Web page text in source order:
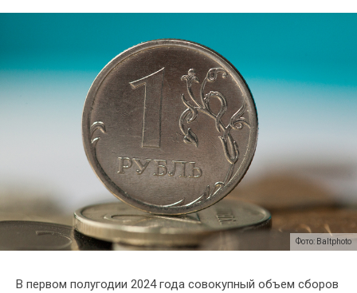
Фото: Baltphoto
В первом полугодии 2024 года совокупный объем сборов